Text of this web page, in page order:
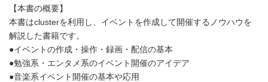
【本書の概要】
本書はclusterを利用し、イベントを作成して開催するノウハウを
解説した書籍です。
●イベントの作成・操作・録画・配信の基本
●勉強系・エンタメ系のイベント開催のアイデア
●音楽系イベント開催の基本や応用